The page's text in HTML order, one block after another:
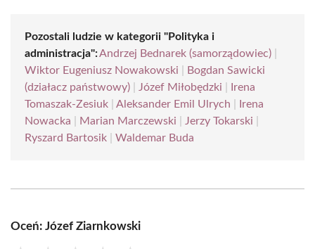
Pozostali ludzie w kategorii "Polityka i
administracja":Andrzej Bednarek (samorządowiec)
Wiktor Eugeniusz Nowakowski
Bogdan Sawicki
(działacz państwowy)
Józef Miłobędzki
Irena
Tomaszak-Zesiuk
Aleksander Emil Ulrych
Irena
Nowacka
Marian Marczewski Jerzy Tokarski
Ryszard Bartosik
Waldemar Buda
Oceń: Józef Ziarnkowski